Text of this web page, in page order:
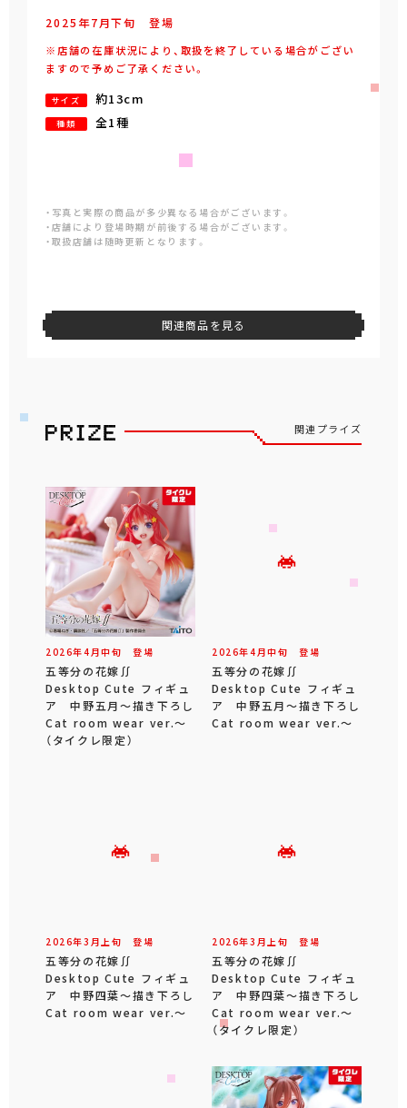
2025年7月下旬 登場
※店舗の在庫状況により、取扱を終了している場合がござい
ますので予めご了承ください。
サイズ 約13cm
種類 全1種
・写真と実際の商品が多少異なる場合がございます。
・店舗により登場時期が前後する場合がございます。
・取扱店舗は随時更新となります。
関連商品を見る
関連プライズ
2026年4 月中旬 登場
五等分の花嫁∬
Desktop Cute フィギュ
ア 中野五月～描き下ろし
Cat room wear ver.～
（タイクレ限定）
2026年4 月中旬 登場
五等分の花嫁∬
Desktop Cute フィギュ
ア 中野五月～描き下ろし
Cat room wear ver.～
2026年3 月 上旬 登場
五等分の花嫁∬
Desktop Cute フィギュ
ア 中野四葉～描き下ろし
Cat room wear ver.～
2026年3 月 上旬 登場
五等分の花嫁∬
Desktop Cute フィギュ
ア 中野四葉～描き下ろし
Cat room wear ver.～
（タイクレ限定）